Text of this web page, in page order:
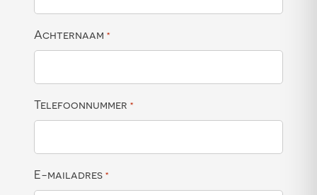
Achternaam *
Telefoonnummer *
E-mailadres *